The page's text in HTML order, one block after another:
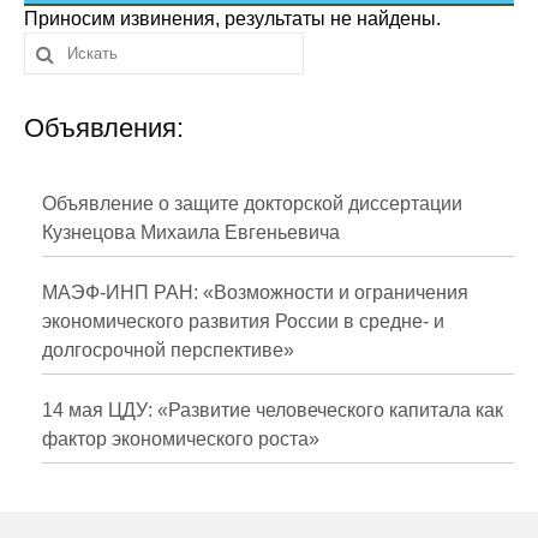
Сотрудники
Отчетность
Противодействие коррупции
Публикации
Научная жизнь
Издания
Проблемы прогнозирования
О журнале
Приносим извинения, результаты не найдены.
Объявления:
Объявление о защите докторской диссертации
Кузнецова Михаила Евгеньевича
МАЭФ-ИНП РАН: «Возможности и ограничения
экономического развития России в средне- и
долгосрочной перспективе»
14 мая ЦДУ: «Развитие человеческого капитала как
фактор экономического роста»